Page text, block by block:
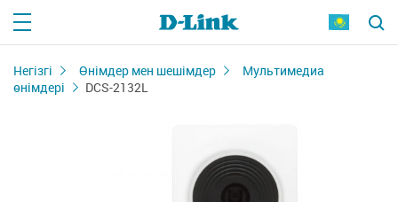
Негізгі Өнімдер мен шешімдер
Мультимедиа
өнімдері
DCS-2132L